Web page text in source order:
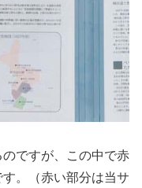
ですが、この中で赤
。（赤い部分は当サ